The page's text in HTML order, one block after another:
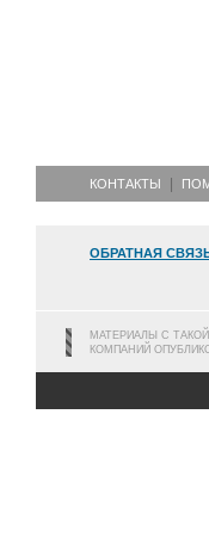
КОНТАКТЫ
ОБРАТНАЯ
МАТЕРИАЛЫ С
КОМПАНИЙ